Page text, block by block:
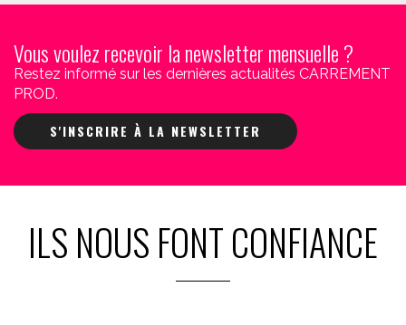
Vous voulez recevoir la newsletter mensuelle ?
Restez informé sur les dernières actualités CARREMENT
PROD.
S'INSCRIRE À LA NEWSLETTER
ILS NOUS FONT CONFIANCE